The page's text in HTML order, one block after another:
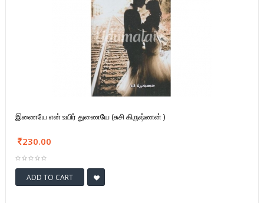
இணையே என் உயிர் துணையே (சுசி கிருஷ்ணன் )
230.00
ADD TO CART